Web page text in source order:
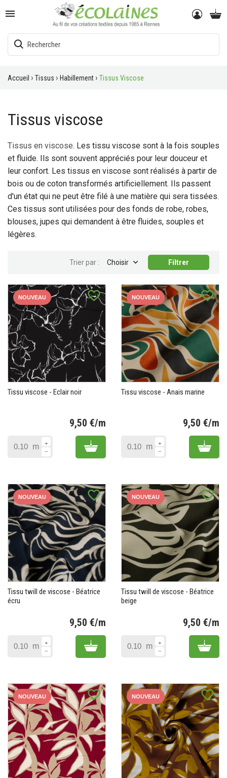

Accueil Tissus Habillement Tissus Viscose
Tissus viscose
Tissus en viscose. Les tissu viscose sont à la fois souples
et fluide. Ils sont souvent appréciés pour leur douceur et
leur confort. Les tissus en viscose sont réalisés à partir de
bois ou de coton transformés artificiellement. Ils passent
d'un état qui ne peut être filé à une matière qui sera tissées.
Ces tissus sont utilisées pour des fonds de robe, robes,
blouses, jupes qui demandent à être fluides, souples et
légères.
Trier par : Choisir  Filtrer
favorite_border
NOUVEAU
Tissu viscose - Eclair noir
9,50 €/m
m Add to cart
favorite_border
NOUVEAU
Tissu viscose - Anais marine
9,50 €/m
m Add
favorite_border
NOUVEAU
Tissu twill de viscose - Béatrice
écru
9,50 €/m
m Add to cart
favorite_border
NOUVEAU
Tissu twill de viscose - Béatrice
beige
9,50 €/m
m Add
favorite_border
NOUVEAU favorite_border
NOUVEAU